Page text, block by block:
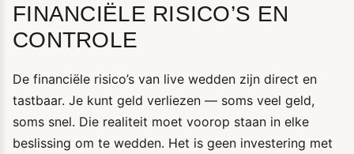
FINANCIËLE RISICO’S EN
CONTROLE
De financiële risico’s van live wedden zijn direct en
tastbaar. Je kunt geld verliezen — soms veel geld,
soms snel. Die realiteit moet voorop staan in elke
beslissing om te wedden. Het is geen investering met